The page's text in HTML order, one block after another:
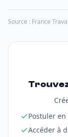
Source : France
Postuler en
Accéder à